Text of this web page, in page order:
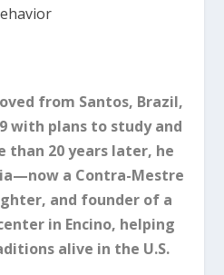
from Santos, Brazil,
with plans to study and
than 20 years later, he
a Contra-Mestre
and founder of a
in Encino, helping
alive in the U.S.